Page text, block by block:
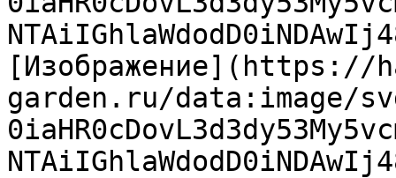
[Изображение](https://
garden.ru/data:image/